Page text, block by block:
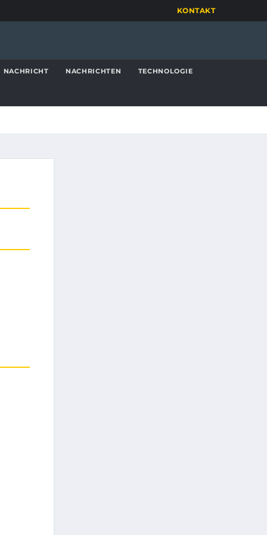
KONTAKT
NACHRICHT NACHRICHTEN TECHNOLOGIE